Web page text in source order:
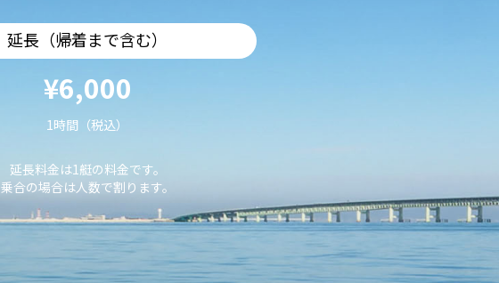
延長（帰着まで含む）
¥6,000
1時間（税込）
延長料金は1艇の料金です。
乗合の場合は人数で割ります。